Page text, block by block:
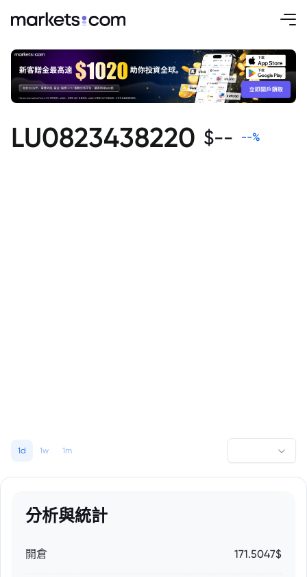
LU0823438220 $-- --%
1d 1w 1m
分析與統計
開倉 171.5047$